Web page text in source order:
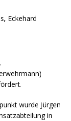
Eckehard
wurde Jürgen
in